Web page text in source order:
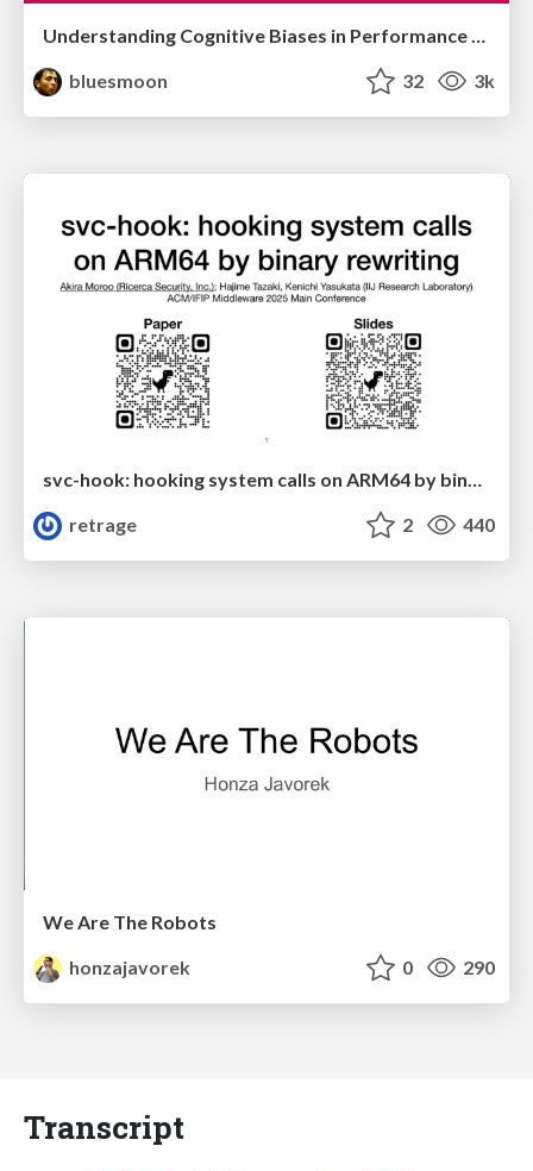
Understanding Cognitive Biases in Performance Measurement
bluesmoon
32 3k
retrage
2 440
We Are The Robots
honzajavorek
0 290
Transcript